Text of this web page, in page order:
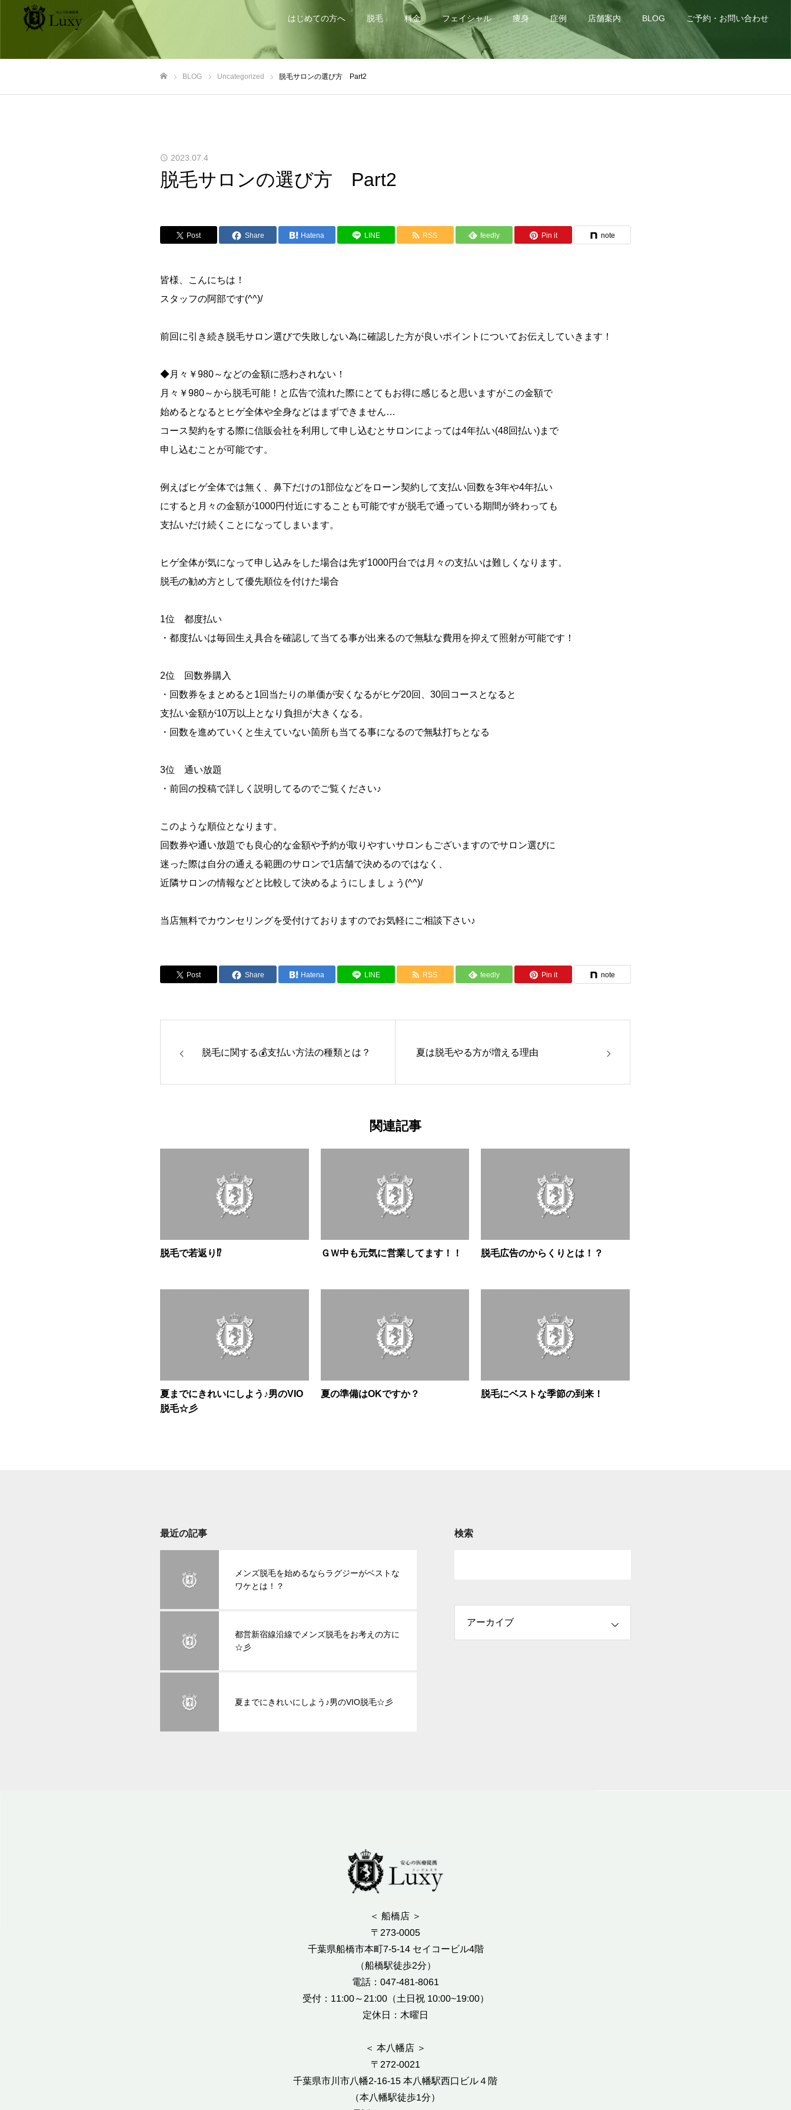
はじめての方へ 脱毛 料金 フェイシャル 痩身 症例 店舗案内 BLOG ご予約・お問い合わせ
BLOG Uncategorized 脱毛サロンの選び方 Part2
2023.07.4
脱毛サロンの選び方 Part2
Post Share Hatena LINE RSS feedly Pin it note
皆様、こんにちは！
スタッフの阿部です(^^)/
前回に引き続き脱毛サロン選びで失敗しない為に確認した方が良いポイントについてお伝えしていきます！
◆月々￥980～などの金額に惑わされない！
月々￥980～から脱毛可能！と広告で流れた際にとてもお得に感じると思いますがこの金額で
始めるとなるとヒゲ全体や全身などはまずできません…
コース契約をする際に信販会社を利用して申し込むとサロンによっては4年払い(48回払い)まで
申し込むことが可能です。
例えばヒゲ全体では無く、鼻下だけの1部位などをローン契約して支払い回数を3年や4年払い
にすると月々の金額が1000円付近にすることも可能ですが脱毛で通っている期間が終わっても
支払いだけ続くことになってしまいます。
ヒゲ全体が気になって申し込みをした場合は先ず1000円台では月々の支払いは難しくなります。
脱毛の勧め方として優先順位を付けた場合
1位 都度払い
・都度払いは毎回生え具合を確認して当てる事が出来るので無駄な費用を抑えて照射が可能です！
2位 回数券購入
・回数券をまとめると1回当たりの単価が安くなるがヒゲ20回、30回コースとなると
支払い金額が10万以上となり負担が大きくなる。
・回数を進めていくと生えていない箇所も当てる事になるので無駄打ちとなる
3位 通い放題
・前回の投稿で詳しく説明してるのでご覧ください♪
このような順位となります。
回数券や通い放題でも良心的な金額や予約が取りやすいサロンもございますのでサロン選びに
迷った際は自分の通える範囲のサロンで1店舗で決めるのではなく、
近隣サロンの情報などと比較して決めるようにしましょう(^^)/
当店無料でカウンセリングを受付けておりますのでお気軽にご相談下さい♪
Post Share Hatena LINE RSS feedly Pin it note
脱毛に関する💰支払い方法の種類とは？ 夏は脱毛やる方が増える理由
関連記事
脱毛で若返り⁉ ＧＷ中も元気に営業してます！！ 脱毛広告のからくりとは！？
夏までにきれいにしよう♪男のVIO
脱毛☆彡
夏の準備はOKですか？ 脱毛にベストな季節の到来！
最近の記事
メンズ脱毛を始めるならラグジーがベストな
ワケとは！？
都営新宿線沿線でメンズ脱毛をお考えの方に
☆彡
夏までにきれいにしよう♪男のVIO脱毛☆彡
検索
＜ 船橋店 ＞
〒273-0005
千葉県船橋市本町7-5-14 セイコービル4階
（船橋駅徒歩2分）
電話：047-481-8061
受付：11:00～21:00（土日祝 10:00~19:00）
定休日：木曜日
＜ 本八幡店 ＞
〒272-0021
千葉県市川市八幡2-16-15 本八幡駅西口ビル４階
（本八幡駅徒歩1分）